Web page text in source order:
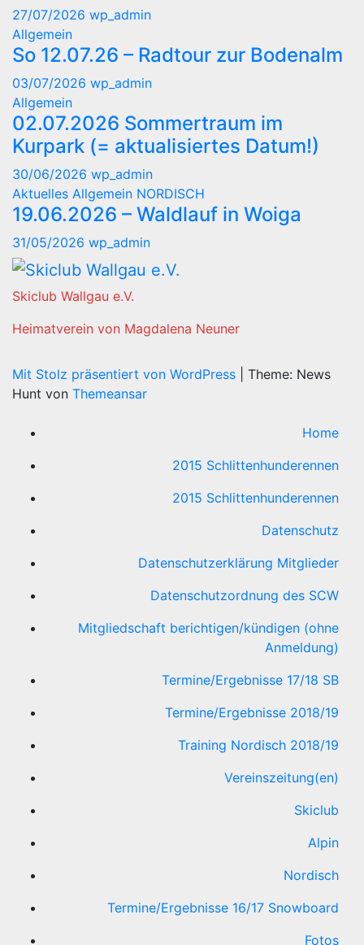
27/07/2026 wp_admin
Allgemein
So 12.07.26 – Radtour zur Bodenalm
03/07/2026 wp_admin
Allgemein
02.07.2026 Sommertraum im
Kurpark (= aktualisiertes Datum!)
30/06/2026 wp_admin
Aktuelles Allgemein NORDISCH
19.06.2026 – Waldlauf in Woiga
31/05/2026 wp_admin
Skiclub Wallgau e.V.
Heimatverein von Magdalena Neuner
Mit Stolz präsentiert von WordPress
Theme: News
Hunt von Themeansar
Home
2015 Schlittenhunderennen
2015 Schlittenhunderennen
Datenschutz
Datenschutzerklärung Mitglieder
Datenschutzordnung des SCW
Mitgliedschaft berichtigen/kündigen (ohne
Anmeldung)
Termine/Ergebnisse 17/18 SB
Termine/Ergebnisse 2018/19
Training Nordisch 2018/19
Vereinszeitung(en)
Skiclub
Alpin
Nordisch
Termine/Ergebnisse 16/17 Snowboard
Fotos